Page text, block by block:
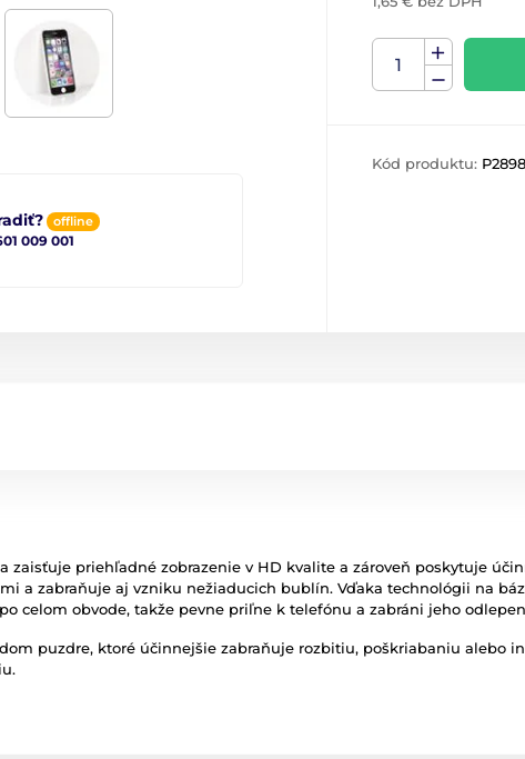
offline
009 001
Kód produktu:
zaisťuje priehľadné zobrazenie v HD kvalite a zároveň poskytuje
a zabraňuje aj vzniku nežiaducich bublín. Vďaka technológii na
celom obvode, takže pevne priľne k telefónu a zabráni jeho
puzdre, ktoré účinnejšie zabraňuje rozbitiu, poškriabaniu alebo